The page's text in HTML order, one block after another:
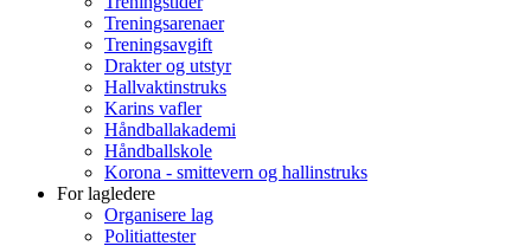
Treningsarenaer
Treningsavgift
Drakter og utstyr
Hallvaktinstruks
Karins vafler
Håndballakademi
Håndballskole
Korona - smittevern og hallinstruks
For lagledere
Organisere lag
Politiattester